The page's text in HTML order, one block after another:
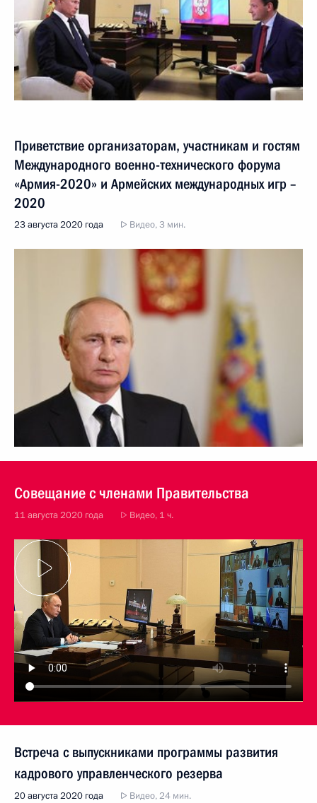
Приветствие организаторам, участникам и гостям
Международного военно-технического форума
«Армия-2020» и Армейских международных игр –
2020
23 августа 2020 года Видео, 3 мин.
Совещание с членами Правительства
11 августа 2020 года Видео, 1 ч.
Встреча с выпускниками программы развития
кадрового управленческого резерва
20 августа 2020 года Видео, 24 мин.